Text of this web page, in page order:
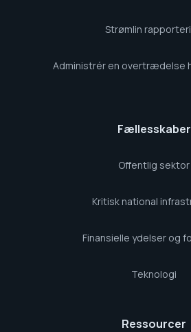
Strømlin
Administrér en overtrædelse
Fællesskaber
Offentlig sektor
Kritisk national
Finansielle ydelser og
Teknologi
Ressourcer